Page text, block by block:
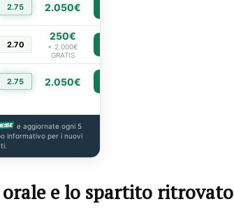
2.75 2.050€
2.70
250€
+ 2.000€
GRATIS
2.75 2.050€
e aggiornate ogni 5
informativo per i nuovi
e lo spartito ritrovato